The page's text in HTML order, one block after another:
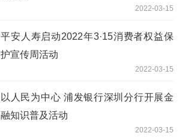
2022-03-15
平安人寿启动2022年3·15消费者权益保
护宣传周活动
2022-03-15
以人民为中心 浦发银行深圳分行开展金
融知识普及活动
2022-03-15